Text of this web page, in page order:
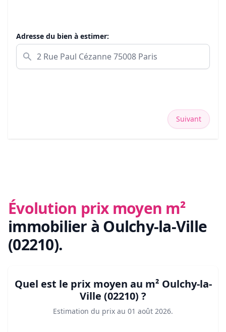
Adresse du bien à estimer:
Suivant
Évolution prix moyen m²
immobilier à Oulchy-la-Ville
(02210).
Quel est le prix moyen au m² Oulchy-la-
Ville (02210) ?
Estimation du prix au 01 août 2026.